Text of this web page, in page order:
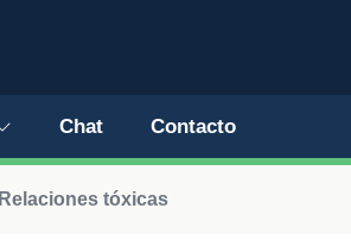
Chat Contacto
Relaciones tóxicas